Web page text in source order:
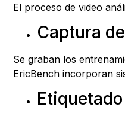
El proceso de video
Captura
Se graban los
EricBench incorporan